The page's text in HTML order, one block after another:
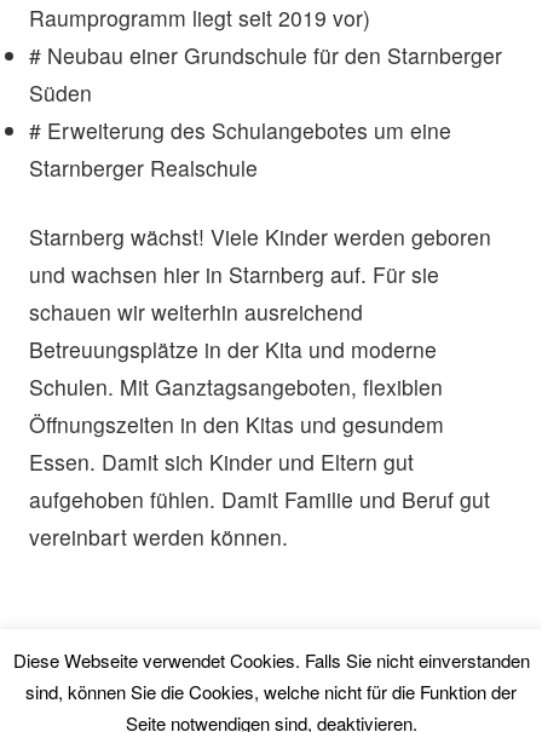
Raumprogramm liegt seit 2019 vor)
# Neubau einer Grundschule für den Starnberger
Süden
# Erweiterung des Schulangebotes um eine
Starnberger Realschule
Starnberg wächst! Viele Kinder werden geboren
und wachsen hier in Starnberg auf. Für sie
schauen wir weiterhin ausreichend
Betreuungsplätze in der Kita und moderne
Schulen. Mit Ganztagsangeboten, flexiblen
Öffnungszeiten in den Kitas und gesundem
Essen. Damit sich Kinder und Eltern gut
aufgehoben fühlen. Damit Familie und Beruf gut
vereinbart werden können.
© 2026 Bündnis Mitte Starnberg.
Diese Webseite verwendet Cookies. Falls Sie nicht einverstanden
sind, können Sie die Cookies, welche nicht für die Funktion der
Seite notwendigen sind, deaktivieren.